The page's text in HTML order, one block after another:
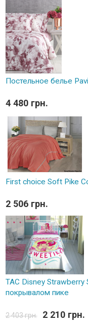
Постельное белье
4 480 грн.
First choice Soft Pike
2 506 грн.
TAC Disney Strawberry
покрывалом пике
2 403 грн. 2 210 грн.